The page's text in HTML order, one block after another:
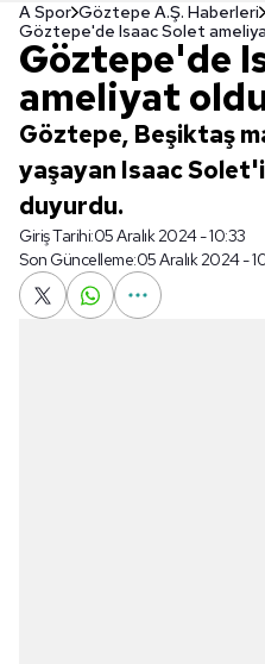
A Spor Göztepe A.Ş. Haberleri
Göztepe'de Isaac Solet
Göztepe'de
ameliyat
Göztepe, Beşiktaş
yaşayan Isaac
duyurdu.
Giriş Tarihi:05 Aralık 2024 - 10:33
Son Güncelleme:05 Aralık 2024 -